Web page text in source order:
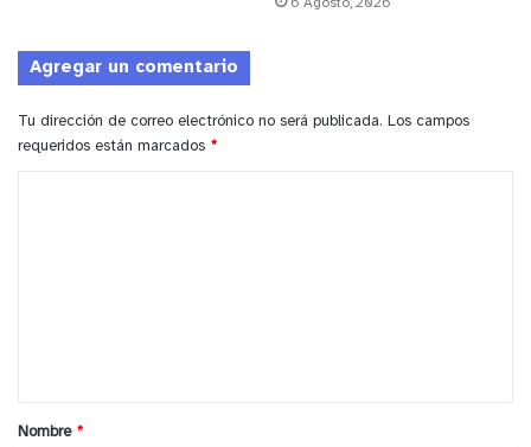
y tú, ¿qué opinas?
Agregar un comentario
Tu dirección de correo electrónico no será publicada. Los campos
requeridos están marcados *
a
rNombre *